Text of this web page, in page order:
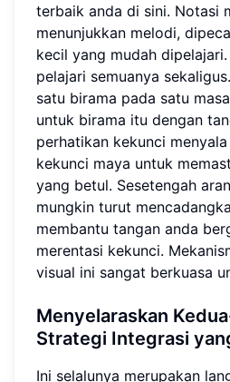
terbaik anda di sini. Notasi
menunjukkan melodi,
kecil yang mudah
pelajari semuanya
satu birama pada satu
untuk birama itu dengan
perhatikan kekunci
kekunci maya untuk
yang betul. Sesetengah
mungkin turut
membantu tangan anda
merentasi kekunci.
visual ini sangat berkuasa
Menyelaraskan
Strategi Integrasi
Ini selalunya merupakan